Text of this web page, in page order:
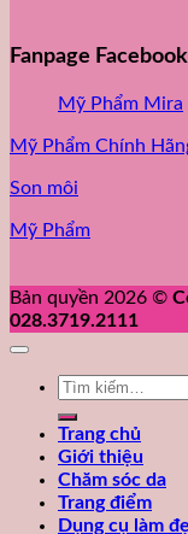
Fanpage Facebook
Mỹ Phẩm Mira
Mỹ Phẩm Chính
Son môi
Mỹ Phẩm
Bản quyền 2026 ©
028.3719.2111
Tìm
Trang chủ
Giới thiệu
Chăm sóc da
Trang điểm
Dụng cụ làm